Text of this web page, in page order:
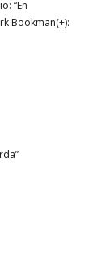
“En
Bookman(+):